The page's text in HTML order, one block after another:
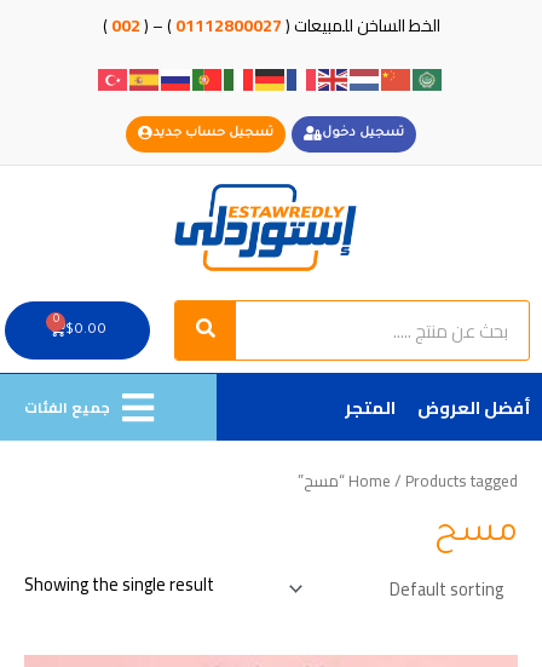
الخط الساخن للمبيعات (01112800027
) – (
002
)
تسجيل دخول تسجيل حساب جديد
Search
Search
$0.00
0
Cart
أفضل العروض المتجر جميع الفئات
Home/ Products tagged “مسح”
مسح
Showing the single result